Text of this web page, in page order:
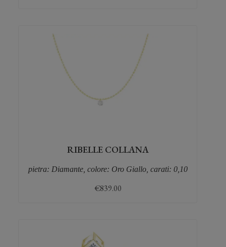
RIBELLE COLLANA
pietra: Diamante, colore: Oro Giallo, carati: 0,10
€839.00